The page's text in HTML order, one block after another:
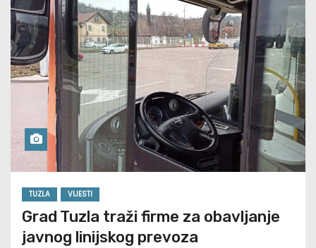
TUZLA VIJESTI
Grad Tuzla traži firme za obavljanje
javnog linijskog prevoza